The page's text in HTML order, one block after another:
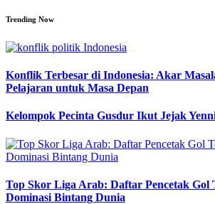
Trending Now
Konflik Terbesar di Indonesia: Akar
Pelajaran untuk Masa Depan
Kelompok Pecinta Gusdur Ikut Jejak
Top Skor Liga Arab: Daftar Pencetak Gol
Dominasi Bintang Dunia